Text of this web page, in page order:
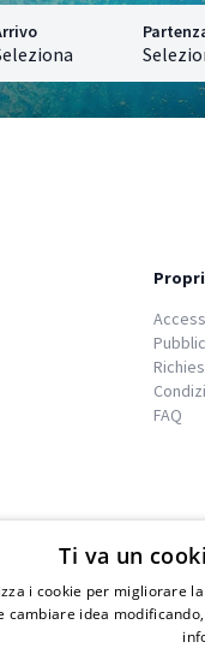
FAQ
01976730497 - Iscrizione
Ti va un
i cookie per migliorare
cambiare idea